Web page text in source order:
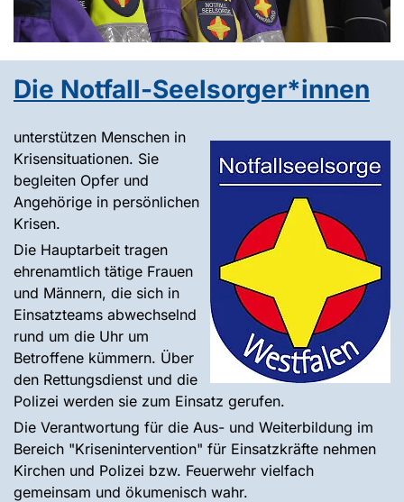
Die Notfall-Seelsorger*innen
unterstützen Menschen in
Krisensituationen. Sie
begleiten Opfer und
Angehörige in persönlichen
Krisen.
Die Hauptarbeit tragen
ehrenamtlich tätige Frauen
und Männern, die sich in
Einsatzteams abwechselnd
rund um die Uhr um
Betroffene kümmern. Über
den Rettungsdienst und die
Polizei werden sie zum Einsatz gerufen.
Die Verantwortung für die Aus- und Weiterbildung im
Bereich "Krisenintervention" für Einsatzkräfte nehmen
Kirchen und Polizei bzw. Feuerwehr vielfach
gemeinsam und ökumenisch wahr.